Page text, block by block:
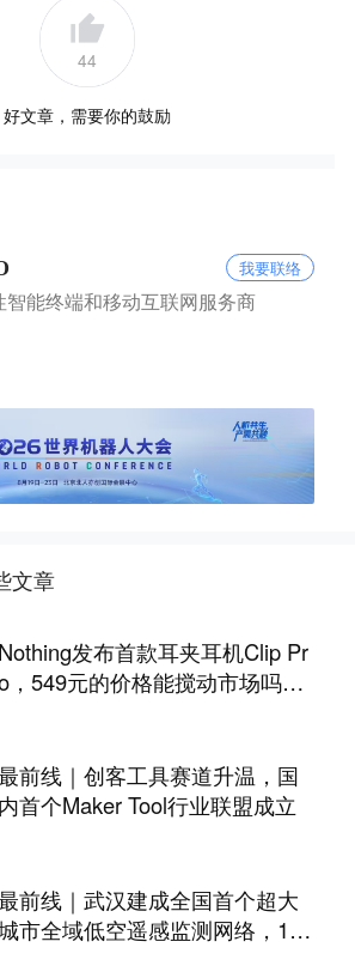
44
好文章，需要你的鼓励
我要联络
智能终端和移动互联网服务商
文章
Nothing发布首款耳夹耳机Clip Pr
，549元的价格能搅动市场吗？
前线｜创客工具赛道升温，国
内首个Maker Tool行业联盟成立
前线｜武汉建成全国首个超大
市全域低空遥感监测网络，146